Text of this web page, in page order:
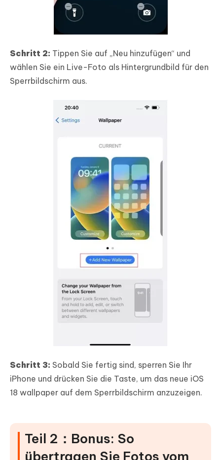
Schritt 2: Tippen Sie auf „Neu hinzufügen“ und
wählen Sie ein Live-Foto als Hintergrundbild für den
Sperrbildschirm aus.
Schritt 3: Sobald Sie fertig sind, sperren Sie Ihr
iPhone und drücken Sie die Taste, um das neue iOS
18 wallpaper auf dem Sperrbildschirm anzuzeigen.
Teil 2：Bonus: So
übertragen Sie Fotos vom